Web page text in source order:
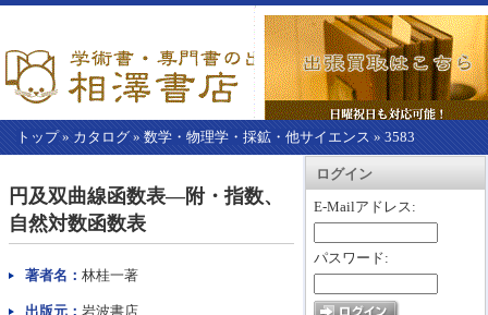
トップ» カタログ » 数学・物理学・採鉱・他サイエンス » 3583
カートを見る
ログイン
E-Mailアドレス:
パスワード:
こ
か
ら
本
文】
円及双曲線函数表―附・指数、
自然対数函数表
著者名： 林桂一著
出版元： 岩波書店